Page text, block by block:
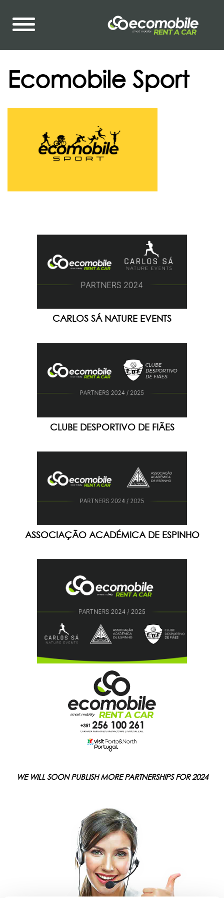
Ecomobile Sport
CARLOS SÁ NATURE EVENTS
CLUBE DESPORTIVO DE FIÃES
ASSOCIAÇÃO ACADÉMICA DE ESPINHO
WE WILL SOON PUBLISH MORE PARTNERSHIPS FOR 2024